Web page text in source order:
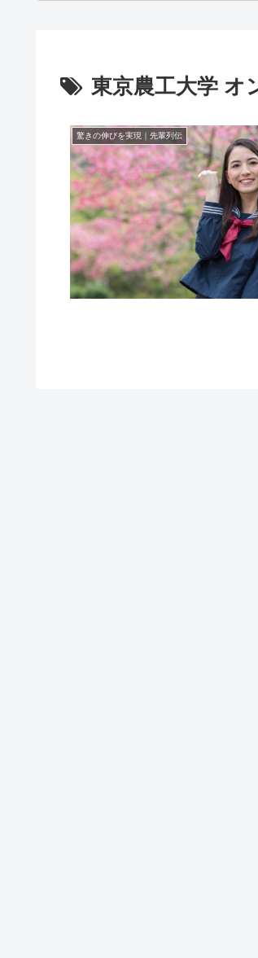
東京農工大学 オ
驚きの伸びを実現｜先輩列伝